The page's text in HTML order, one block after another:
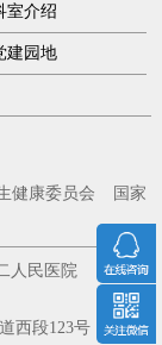
室介绍
建园地
健康委员会
国家
人民医院
西段123号